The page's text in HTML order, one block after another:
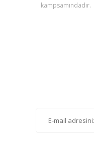
kampsamındadır.